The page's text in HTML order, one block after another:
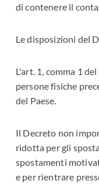
di contenere il
Le disposizioni del
L'art. 1, comma 1
persone fisiche
del Paese.
Il Decreto non
ridotta per gli
spostamenti
e per rientrare